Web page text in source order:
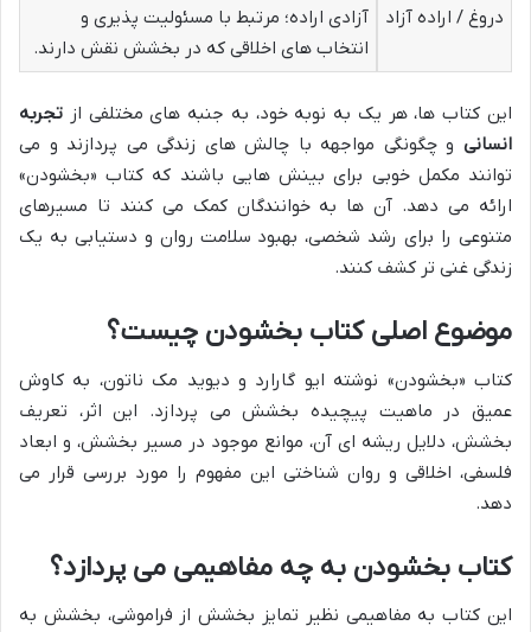
دروغ / اراده آزاد
آزادی اراده؛ مرتبط با مسئولیت پذیری و
انتخاب های اخلاقی که در بخشش نقش دارند.
این کتاب ها، هر یک به نوبه خود، به جنبه های مختلفی از تجربه
انسانی و چگونگی مواجهه با چالش های زندگی می پردازند و می
توانند مکمل خوبی برای بینش هایی باشند که کتاب «بخشودن»
ارائه می دهد. آن ها به خوانندگان کمک می کنند تا مسیرهای
متنوعی را برای رشد شخصی، بهبود سلامت روان و دستیابی به یک
زندگی غنی تر کشف کنند.
موضوع اصلی کتاب بخشودن چیست؟
کتاب «بخشودن» نوشته ایو گارارد و دیوید مک ناتون، به کاوش
عمیق در ماهیت پیچیده بخشش می پردازد. این اثر، تعریف
بخشش، دلایل ریشه ای آن، موانع موجود در مسیر بخشش، و ابعاد
فلسفی، اخلاقی و روان شناختی این مفهوم را مورد بررسی قرار می
دهد.
کتاب بخشودن به چه مفاهیمی می پردازد؟
این کتاب به مفاهیمی نظیر تمایز بخشش از فراموشی، بخشش به